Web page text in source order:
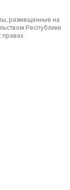
размещенные на
Республики
правах